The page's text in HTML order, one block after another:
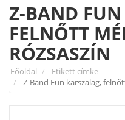
Z-BAND
FELNŐTT
RÓZSASZÍN
Főoldal
Etikett címke
Z-Band Fun karszalag,